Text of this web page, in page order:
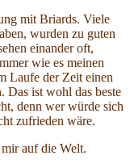
mit Briards. Viele
wurden zu guten
einander oft,
wie es meinen
Laufe der Zeit einen
Das ist wohl das beste
denn wer würde sich
zufrieden wäre.
auf die Welt.